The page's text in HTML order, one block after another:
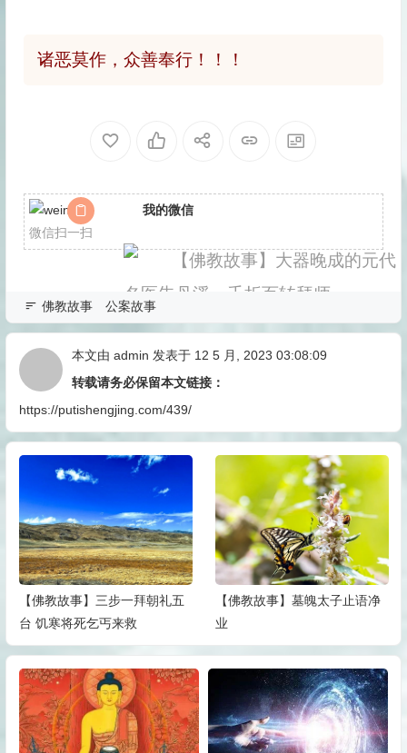
诸恶莫作，众善奉行！！！
我的微信
微信扫一扫
佛教故事 公案故事
本文由 admin 发表于 12 5 月, 2023 03:08:09
转载请务必保留本文链接：
https://putishengjing.com/439/
【佛教故事】三步一拜朝礼五
台 饥寒将死乞丐来救
【佛教故事】墓魄太子止语净
业